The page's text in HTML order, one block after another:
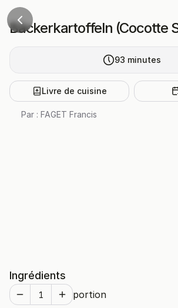
Bäckerkartoffeln (Cocotte
93 minutes
Livre de cuisine
Par : FAGET Francis
Ingrédients
portion